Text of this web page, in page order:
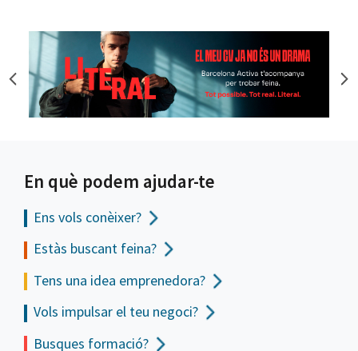
En què podem ajudar-te
Ens vols conèixer?
Estàs buscant feina?
Tens una idea emprenedora?
Vols impulsar el teu negoci?
Busques formació?